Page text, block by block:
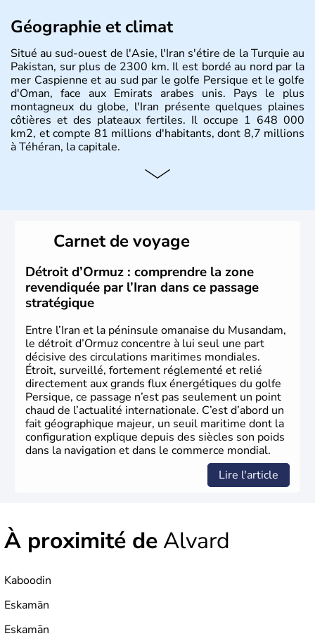
Géographie et climat
Situé au sud-ouest de l'Asie, l'Iran s'étire de la Turquie au
Pakistan, sur plus de 2300 km. Il est bordé au nord par la
mer Caspienne et au sud par le golfe Persique et le golfe
d'Oman, face aux Emirats arabes unis. Pays le plus
montagneux du globe, l'Iran présente quelques plaines
côtières et des plateaux fertiles. Il occupe 1 648 000
km2, et compte 81 millions d'habitants, dont 8,7 millions
à Téhéran, la capitale.
Carnet de voyage
Détroit d’Ormuz : comprendre la zone
revendiquée par l’Iran dans ce passage
stratégique
Entre l’Iran et la péninsule omanaise du Musandam,
le détroit d’Ormuz concentre à lui seul une part
décisive des circulations maritimes mondiales.
Étroit, surveillé, fortement réglementé et relié
directement aux grands flux énergétiques du golfe
Persique, ce passage n’est pas seulement un point
chaud de l’actualité internationale. C’est d’abord un
fait géographique majeur, un seuil maritime dont la
configuration explique depuis des siècles son poids
dans la navigation et dans le commerce mondial.
Lire l'article
À proximité deAlvard
Kaboodin
Eskamān
Eskamān